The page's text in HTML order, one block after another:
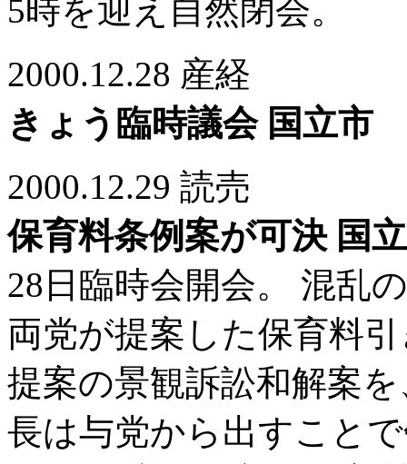
5時を迎え自然閉会。
2000.12.28 産経
きょう臨時議会 国立市
2000.12.29 読売
保育料条例案が可決 国
28日臨時会開会。 混乱
両党が提案した保育料
提案の景観訴訟和解案
長は与党から出すこと